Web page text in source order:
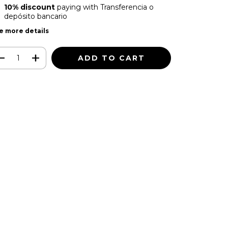
10% discountpaying with Transferencia o
depósito bancario
more details